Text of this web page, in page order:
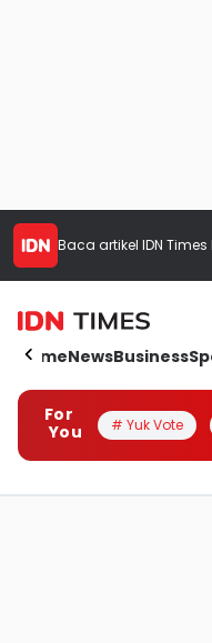
Baca artikel IDN Times
HomeNewsBusiness
For
You
# Yuk Vote